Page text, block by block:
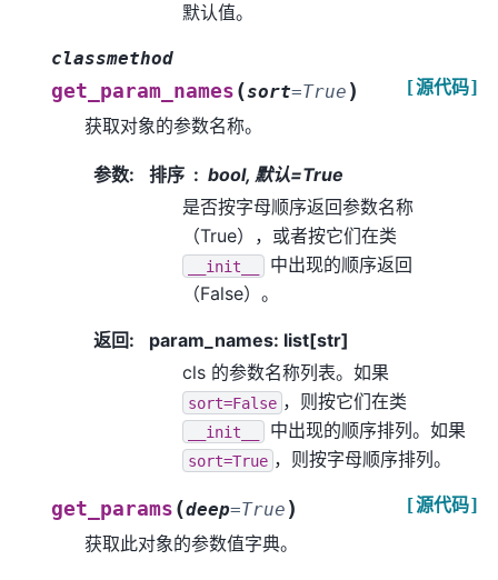
默认值。
classmethod
get_param_names (sort=True ) [源代码]
获取对象的参数名称。
参数: 排序
bool, 默认=True
是否按字母顺序返回参数名称
（True），或者按它们在类
__init__
中出现的顺序返回
（False）。
返回:
param_names: list[str]
cls 的参数名称列表。如果
sort=False ，则按它们在类
__init__ 中出现的顺序排列。如果
sort=True ，则按字母顺序排列。
get_params (deep=True ) [源代码]
获取此对象的参数值字典。